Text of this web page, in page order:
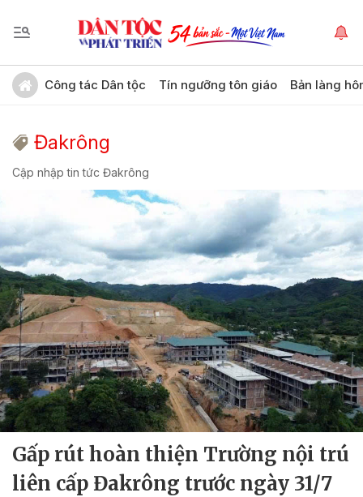
Công tác Dân tộc Tín ngưỡng tôn giáo Bản làng
Đakrông
Cập nhập tin tức Đakrông
Gấp rút hoàn thiện Trường nội trú
liên cấp Đakrông trước ngày 31/7